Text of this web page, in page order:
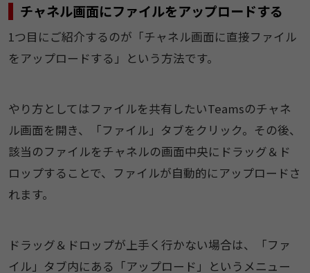
チャネル画面にファイルをアップロードする
1つ目にご紹介するのが「チャネル画面に直接ファイル
をアップロードする」という方法です。
やり方としてはファイルを共有したいTeamsのチャネ
ル画面を開き、「ファイル」タブをクリック。その後、
該当のファイルをチャネルの画面中央にドラッグ＆ド
ロップすることで、ファイルが自動的にアップロードさ
れます。
ドラッグ＆ドロップが上手く行かない場合は、「ファ
イル」タブ内にある「アップロード」というメニュー